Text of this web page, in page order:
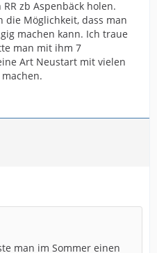
zb Aspenbäck holen.
die Möglichkeit, dass man
machen kann. Ich traue
man mit ihm 7
Art Neustart mit vielen
man im Sommer einen